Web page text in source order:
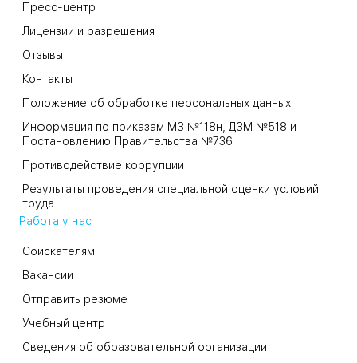
Пресс-центр
Лицензии и разрешения
Отзывы
Контакты
Положение об обработке персональных данных
Информация по приказам МЗ №118н, ДЗМ №518 и
Постановлению Правительства №736
Противодействие коррупции
Результаты проведения специальной оценки условий
труда
Работа у нас
Соискателям
Вакансии
Отправить резюме
Учебный центр
Сведения об образовательной организации